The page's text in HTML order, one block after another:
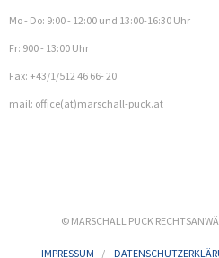
Mo - Do: 9:00 - 12:00 und 13:00-16:30 Uhr
Fr: 900 - 13:00 Uhr
Fax: +43/1/512 46 66- 20
mail: office(at)marschall-puck.at
© MARSCHALL PUCK
IMPRESSUM